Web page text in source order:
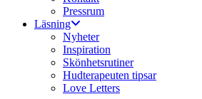
Pressrum
Läsning
Nyheter
Inspiration
Skönhetsrutiner
Hudterapeuten tipsar
Love Letters